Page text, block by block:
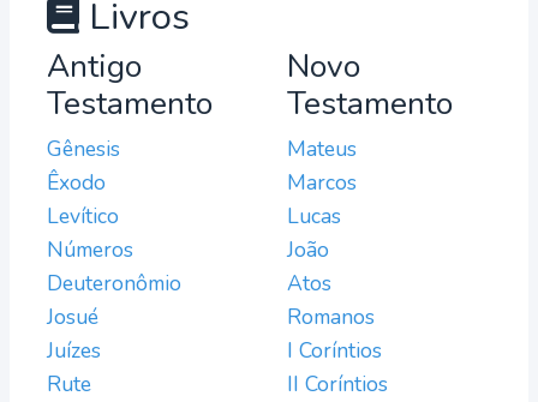
Livros
Antigo
Testamento
Gênesis
Êxodo
Levítico
Números
Deuteronômio
Josué
Juízes
Rute
Novo
Testamento
Mateus
Marcos
Lucas
João
Atos
Romanos
I Coríntios
II Coríntios